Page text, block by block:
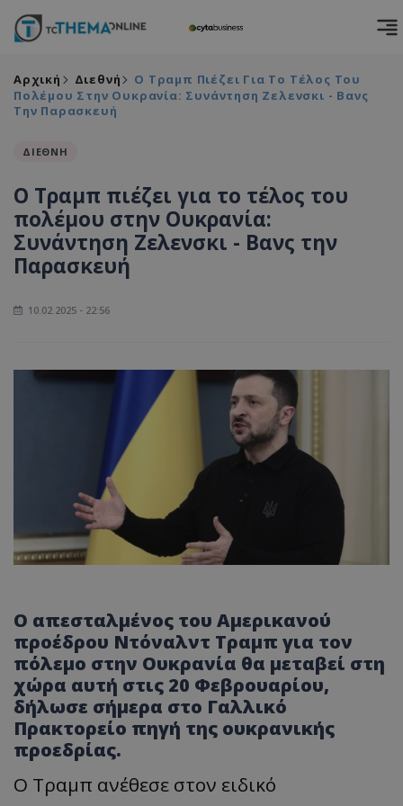
Αρχική Διεθνή
Ο Τραμπ Πιέζει Για Το Τέλος Του
Πολέμου Στην Ουκρανία: Συνάντηση Ζελενσκι - Βανς
Την Παρασκευή
ΔΙΕΘΝΗ
Ο Τραμπ πιέζει για το τέλος του
πολέμου στην Ουκρανία:
Συνάντηση Ζελενσκι - Βανς την
Παρασκευή
10.02.2025 - 22:56
Ο απεσταλμένος του Αμερικανού
προέδρου Ντόναλντ Τραμπ για τον
πόλεμο στην Ουκρανία θα μεταβεί στη
χώρα αυτή στις 20 Φεβρουαρίου,
δήλωσε σήμερα στο Γαλλικό
Πρακτορείο πηγή της ουκρανικής
προεδρίας.
Ο Τραμπ ανέθεσε στον ειδικό